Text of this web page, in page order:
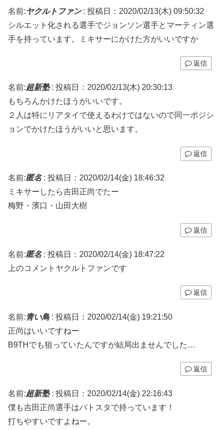
名前:ヤクルトファン: 投稿日：2020/02/13(木) 09:50:32
シルエット化される選手でジョンソン選手とマーティン選
手を持っています。ミキサーにかけた方がいいですか
返信
名前:超新塾: 投稿日：2020/02/13(木) 20:30:13
もちろんかけたほうがいいです。
２人は特にリアタイで使えるわけではないので同一ポジシ
ョンでかけたほうがいいと思います。
返信
名前:匿名: 投稿日：2020/02/14(金) 18:46:32
ミキサーしたら吉田正尚でたー
梅野・濱口・山田大樹
返信
名前:匿名: 投稿日：2020/02/14(金) 18:47:22
上のコメントヤクルトファンです
返信
名前:青い鳥 : 投稿日：2020/02/14(金) 19:21:50
正尚はいいですねー
B9THでも狙っていたんですが結局出ませんでした…
返信
名前:超新塾: 投稿日：2020/02/14(金) 22:16:43
僕も吉田正尚選手はバトスタで持っています！
打ちやすいですよねー。